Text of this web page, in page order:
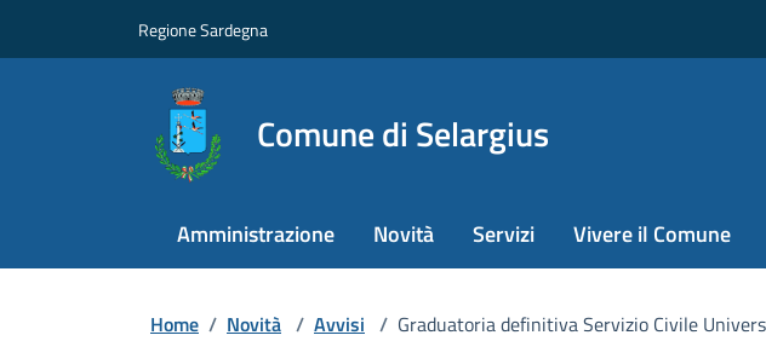
Regione Sardegna
Comune di Selargius
Amministrazione Novità Servizi Vivere il Comune
Home / Novità / Avvisi / Graduatoria definitiva Servizio Civile